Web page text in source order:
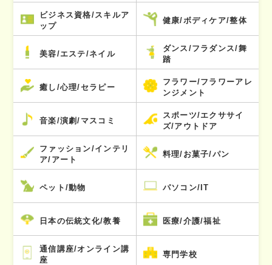
ビジネス資格/スキルア
ップ
健康/ボディケア/整体
美容/エステ/ネイル
ダンス/フラダンス/舞
踏
癒し/心理/セラピー
フラワー/フラワーアレ
ンジメント
音楽/演劇/マスコミ
スポーツ/エクササイ
ズ/アウトドア
ファッション/インテリ
ア/アート
料理/お菓子/パン
ペット/動物 パソコン/IT
日本の伝統文化/教養 医療/介護/福祉
通信講座/オンライン講
座
専門学校